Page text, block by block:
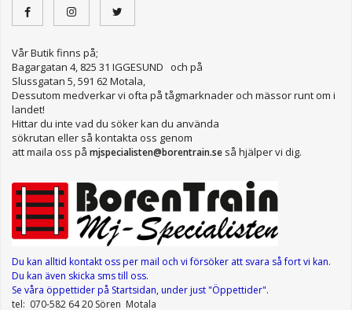
Vår Butik finns på;
Bagargatan 4, 825 31 IGGESUND och på
Slussgatan 5, 591 62 Motala,
Dessutom medverkar vi ofta på tågmarknader och mässor runt om i
landet!
Hittar du inte vad du söker kan du använda
sökrutan eller så kontakta oss genom
att maila oss på mjspecialisten@borentrain.se så hjälper vi dig.
Du kan alltid kontakt oss per mail och vi försöker att svara så fort vi kan.
Du kan även skicka sms till oss.
Se våra öppettiderpå Startsidan, under just "Öppettider".
tel: 070-582 64 20 Sören Motala